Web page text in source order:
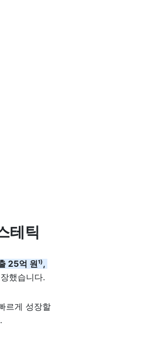
테틱
25억 원¹⁾,
했습니다.
르게 성장할